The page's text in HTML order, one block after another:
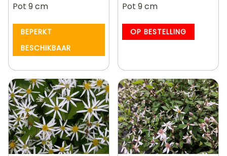
Pot 9 cm
BEPERKT
BESCHIKBAAR
Pot 9 cm
OP BESTELLING